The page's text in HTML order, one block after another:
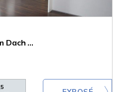
Dach ...